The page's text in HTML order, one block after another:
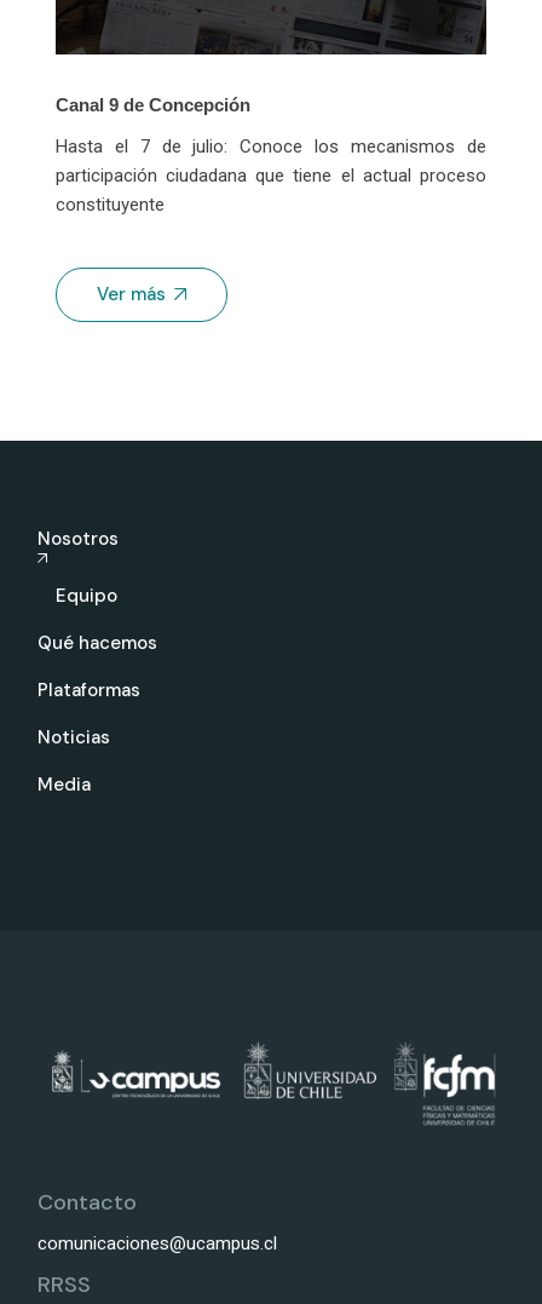
Canal 9 de Concepción
Hasta el 7 de julio: Conoce los mecanismos de
participación ciudadana que tiene el actual proceso
constituyente
Ver más
Nosotros
Equipo
Qué hacemos
Plataformas
Noticias
Media
Contacto
comunicaciones@ucampus.cl
RRSS